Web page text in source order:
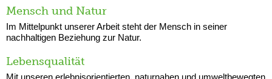
Mensch und Natur
Im Mittelpunkt unserer Arbeit steht der Mensch in seiner
nachhaltigen Beziehung zur Natur.
Lebensqualität
Mit unseren erlebnisorientierten, naturnahen und umweltbewegten